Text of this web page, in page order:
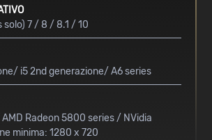
solo) 7 / 8 / 8.1 / 10
i5 2nd generazione/ A6 series
Radeon 5800 series / NVidia
minima: 1280 x 720